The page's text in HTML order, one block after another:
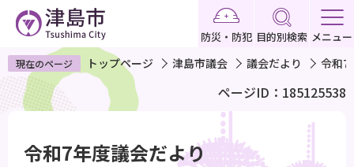
ペ
ー
ジ
防災・防犯 目的別検索 メニュー
現在のページ トップページ 津島市議会 議会だより 令和7
ページID：185125538
令和7年度議会だより